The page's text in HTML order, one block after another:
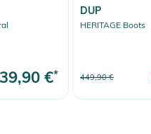
€*
DUP
HERITAGE Boots
449,90 €